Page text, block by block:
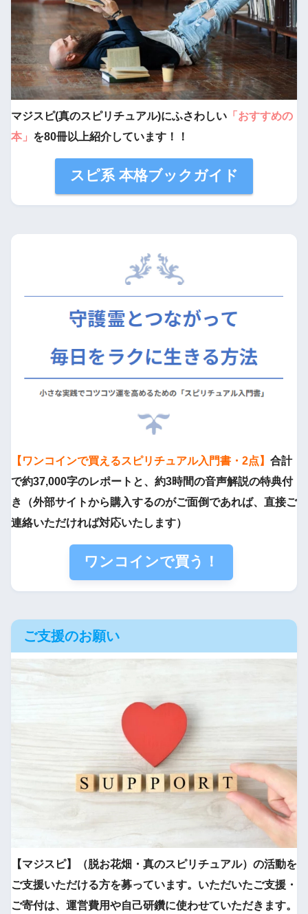
マジスピ(真のスピリチュアル)にふさわしい 「おすすめの
本」 を80冊以上紹介しています！！
スピ系 本格ブックガイド
【ワンコインで買えるスピリチュアル入門書・2点】 合計
で約37,000字のレポートと、約3時間の音声解説の特典付
き（外部サイトから購入するのがご面倒であれば、直接ご
連絡いただければ対応いたします）
ワンコインで買う！
ご支援のお願い
【マジスピ】（脱お花畑・真のスピリチュアル）の活動を
ご支援いただける方を募っています。いただいたご支援・
ご寄付は、運営費用や自己研鑽に使わせていただきます。